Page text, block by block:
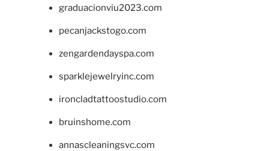
graduacionviu2023.com
pecanjackstogo.com
zengardendayspa.com
sparklejewelryinc.com
ironcladtattoostudio.com
bruinshome.com
annascleaningsvc.com